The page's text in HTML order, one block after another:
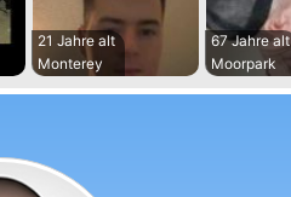
21 Jahre alt
Monterey
67 Jahre alt
Moorpark